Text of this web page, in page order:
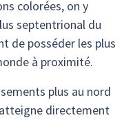
colorées, on y
septentrional du
de posséder les plus
à proximité.
plus au nord
directement